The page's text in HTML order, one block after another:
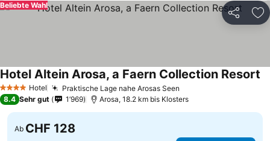
Teilen
Beliebte Wahl
4 Sterne Hotel Praktische Lage nahe Arosas Seen
Hotel Altein Arosa, a Faern Collection Resort
8.4 Sehr gut 1’969 Arosa, 18.2 km bis Klosters
Ab CHF 128